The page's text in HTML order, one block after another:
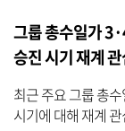
그룹 총수일가
승진 시기 재계
최근 주요 그룹 총
시기에 대해 재계